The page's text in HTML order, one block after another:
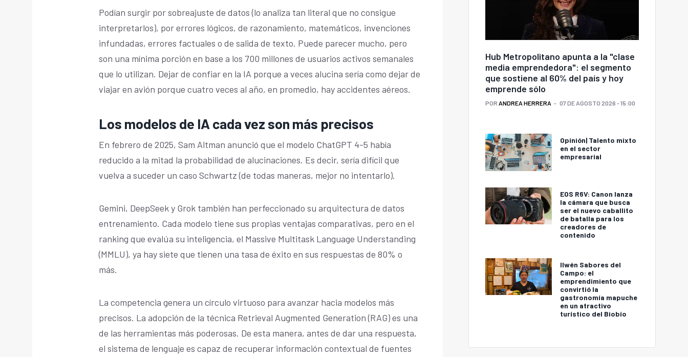
Podían surgir por sobreajuste de datos (lo analiza tan literal que no consigue
interpretarlos), por errores lógicos, de razonamiento, matemáticos, invenciones
infundadas, errores factuales o de salida de texto. Puede parecer mucho, pero
son una mínima porción en base a los 700 millones de usuarios activos semanales
que lo utilizan. Dejar de confiar en la IA porque a veces alucina sería como dejar de
viajar en avión porque cuatro veces al año, en promedio, hay accidentes aéreos.
Los modelos de IA cada vez son más precisos
En febrero de 2025, Sam Altman anunció que el modelo ChatGPT 4-5 había
reducido a la mitad la probabilidad de alucinaciones. Es decir, sería difícil que
vuelva a suceder un caso Schwartz (de todas maneras, mejor no intentarlo).
Gemini, DeepSeek y Grok también han perfeccionado su arquitectura de datos
entrenamiento. Cada modelo tiene sus propias ventajas comparativas, pero en el
ranking que evalúa su inteligencia, el Massive Multitask Language Understanding
(MMLU), ya hay siete que tienen una tasa de éxito en sus respuestas de 80% o
más.
La competencia genera un círculo virtuoso para avanzar hacia modelos más
precisos. La adopción de la técnica Retrieval Augmented Generation (RAG) es una
de las herramientas más poderosas. De esta manera, antes de dar una respuesta,
el sistema de lenguaje es capaz de recuperar información contextual de fuentes
Hub Metropolitano apunta a la "clase
media emprendedora": el segmento
que sostiene al 60% del país y hoy
emprende sólo
POR ANDREA HERRERA 07 DE AGOSTO 2026 - 15:00
Opinión| Talento mixto
en el sector
empresarial
EOS R6V: Canon lanza
la cámara que busca
ser el nuevo caballito
de batalla para los
creadores de
contenido
Ilwén Sabores del
Campo: el
emprendimiento que
convirtió la
gastronomía mapuche
en un atractivo
turístico del Biobío